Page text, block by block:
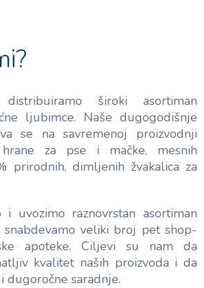
široki asortiman
ljubimce. Naše dugogodišnje
se na savremenoj proizvodnji
hrane za pse i mačke, mesnih
prirodnih, dimljenih žvakalica za
i uvozimo raznovrstan asortiman
snabdevamo veliki broj pet shop-
apoteke. Ciljevi su nam da
kvalitet naših proizvoda i da
dugoročne saradnje.